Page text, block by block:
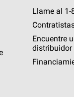
Llame al 1-
Encuentre
distribuidor